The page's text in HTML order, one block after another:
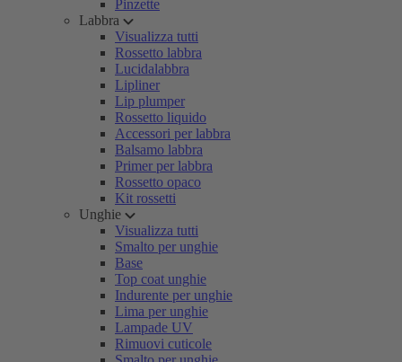
Pinzette
Labbra
Visualizza tutti
Rossetto labbra
Lucidalabbra
Lipliner
Lip plumper
Rossetto liquido
Accessori per labbra
Balsamo labbra
Primer per labbra
Rossetto opaco
Kit rossetti
Unghie
Visualizza tutti
Smalto per unghie
Base
Top coat unghie
Indurente per unghie
Lima per unghie
Lampade UV
Rimuovi cuticole